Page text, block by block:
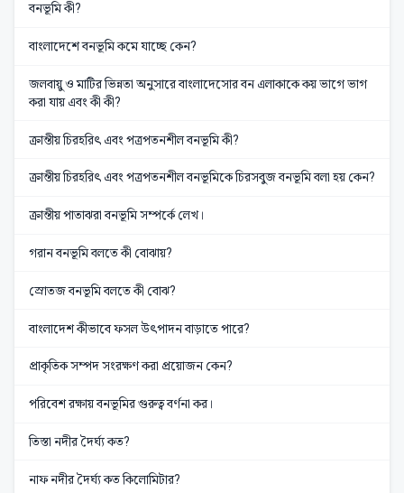
বনভূমি কী?
বাংলাদেশে বনভূমি কমে যাচ্ছে কেন?
জলবায়ু ও মাটির ভিন্নতা অনুসারে বাংলাদেসোর বন এলাকাকে কয় ভাগে ভাগ
করা যায় এবং কী কী?
ক্রান্তীয় চিরহরিৎ এবং পত্রপতনশীল বনভূমি কী?
ক্রান্তীয় চিরহরিৎ এবং পত্রপতনশীল বনভূমিকে চিরসবুজ বনভূমি বলা হয় কেন?
ক্রান্তীয় পাতাঝরা বনভূমি সম্পর্কে লেখ।
গরান বনভূমি বলতে কী বোঝায়?
স্রোতজ বনভূমি বলতে কী বোঝ?
বাংলাদেশ কীভাবে ফসল উৎপাদন বাড়াতে পারে?
প্রাকৃতিক সম্পদ সংরক্ষণ করা প্রয়োজন কেন?
পরিবেশ রক্ষায় বনভূমির গুরুত্ব বর্ণনা কর।
তিস্তা নদীর দৈর্ঘ্য কত?
নাফ নদীর দৈর্ঘ্য কত কিলোমিটার?